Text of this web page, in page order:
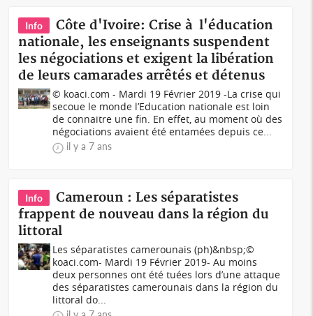
Info
Côte d'Ivoire: Crise à l'éducation
nationale, les enseignants suspendent
les négociations et exigent la libération
de leurs camarades arrêtés et détenus
© koaci.com - Mardi 19 Février 2019 -La crise qui
secoue le monde l’Education nationale est loin
de connaitre une fin. En effet, au moment où des
négociations avaient été entamées depuis ce...
il y a 7 ans
Info
Cameroun : Les séparatistes
frappent de nouveau dans la région du
littoral
Les séparatistes camerounais (ph)&nbsp;©
koaci.com- Mardi 19 Février 2019- Au moins
deux personnes ont été tuées lors d’une attaque
des séparatistes camerounais dans la région du
littoral do...